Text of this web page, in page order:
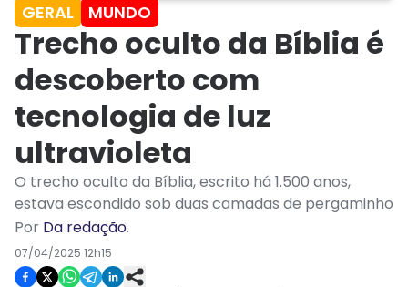
GERAL MUNDO
Trecho oculto da Bíblia é
descoberto com
tecnologia de luz
ultravioleta
O trecho oculto da Bíblia, escrito há 1.500 anos,
estava escondido sob duas camadas de pergaminho
Por Da redação.
07/04/2025 12h15